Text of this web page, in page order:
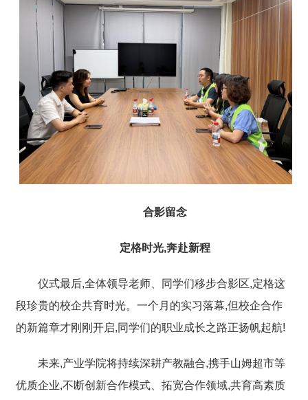
合影留念
定格时光,奔赴新程
仪式最后,全体领导老师、同学们移步合影区,定格这
段珍贵的校企共育时光。一个月的实习落幕,但校企合作
的新篇章才刚刚开启,同学们的职业成长之路正扬帆起航!
未来,产业学院将持续深耕产教融合,携手山姆超市等
优质企业,不断创新合作模式、拓宽合作领域,共育高素质